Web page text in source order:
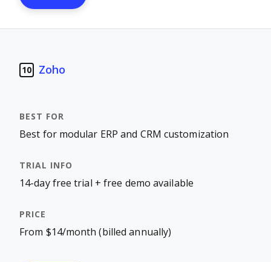
10 Zoho
Best for modular ERP and CRM customization
14-day free trial + free demo available
From $14/month (billed annually)